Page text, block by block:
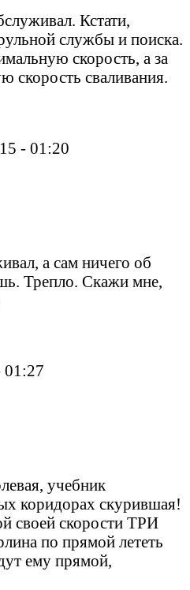
Кстати,
службы и поиска.
скорость, а за
скорость сваливания.
- 01:20
а сам ничего об
Трепло. Скажи мне,
01:27
учебник
коридорах скурившая!
своей скорости ТРИ
по прямой лететь
ему прямой,